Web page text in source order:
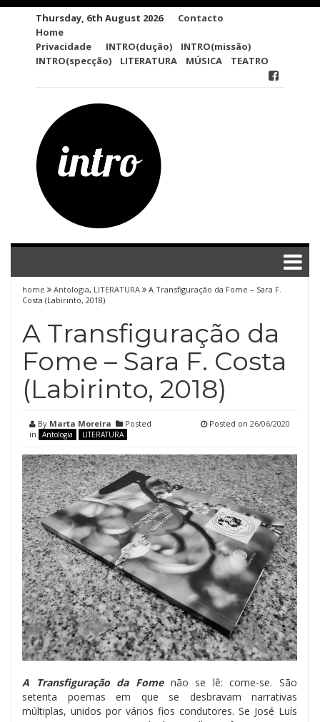
Thursday, 6th August 2026
Contacto
Home
Privacidade
INTRO(dução)
INTRO(missão)
INTRO(specção)
LITERATURA MÚSICA TEATRO
home Antologia, LITERATURA
A Transfiguração da Fome – Sara F.
Costa (Labirinto, 2018)
A Transfiguração da
Fome – Sara F. Costa
(Labirinto, 2018)
By Marta Moreira
Posted
in
Antologia LITERATURA
Posted on 26/06/2020
A Transfiguração da Fomenão se lê: come-se. São
setenta poemas em que se desbravam narrativas
múltiplas, unidos por vários fios condutores. Se José Luís